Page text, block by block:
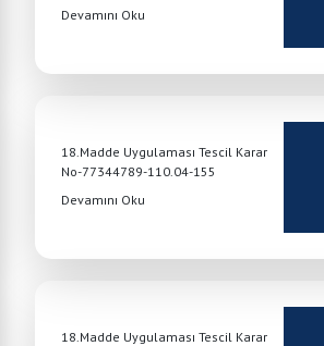
Devamını Oku
18.Madde Uygulaması Tescil Karar
No-77344789-110.04-155
Devamını Oku
18.Madde Uygulaması Tescil Karar